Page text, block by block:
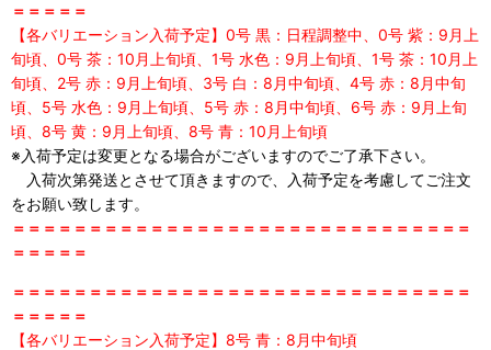
＝＝＝＝＝
【各バリエーション入荷予定】0号 黒：日程調整中、0号 紫：9月上
旬頃、0号 茶：10月上旬頃、1号 水色：9月上旬頃、1号 茶：10月上
旬頃、2号 赤：9月上旬頃、3号 白：8月中旬頃、4号 赤：8月中旬
頃、5号 水色：9月上旬頃、5号 赤：8月中旬頃、6号 赤：9月上旬
頃、8号 黄：9月上旬頃、8号 青：10月上旬頃
※入荷予定は変更となる場合がございますのでご了承下さい。
入荷次第発送とさせて頂きますので、入荷予定を考慮してご注文
をお願い致します。
＝＝＝＝＝＝＝＝＝＝＝＝＝＝＝＝＝＝＝＝＝＝＝＝＝＝＝＝＝＝
＝＝＝＝＝
＝＝＝＝＝＝＝＝＝＝＝＝＝＝＝＝＝＝＝＝＝＝＝＝＝＝＝＝＝＝
＝＝＝＝＝
【各バリエーション入荷予定】8号 青：8月中旬頃